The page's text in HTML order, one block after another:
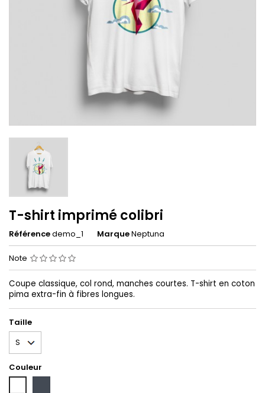
T-shirt imprimé colibri
Référencedemo_1 MarqueNeptuna
Note
Coupe classique, col rond, manches courtes. T-shirt en coton
pima extra-fin à fibres longues.
Taille
Couleur